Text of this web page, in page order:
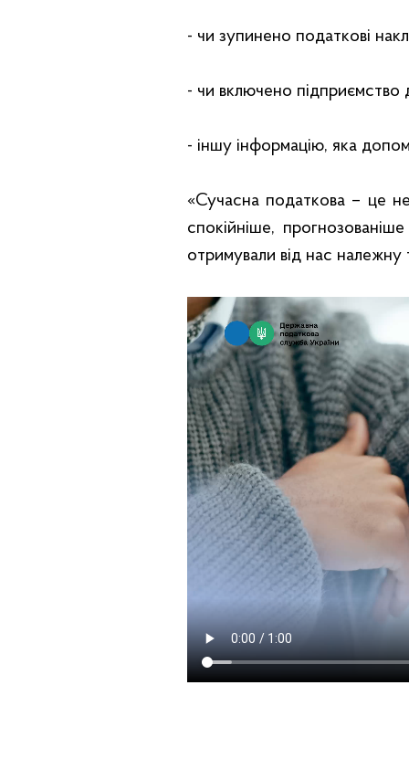
- чи зупинено податкові
- чи включено підприємство
- іншу інформацію, яка
«Сучасна податкова – це
спокійніше,
отримували від нас